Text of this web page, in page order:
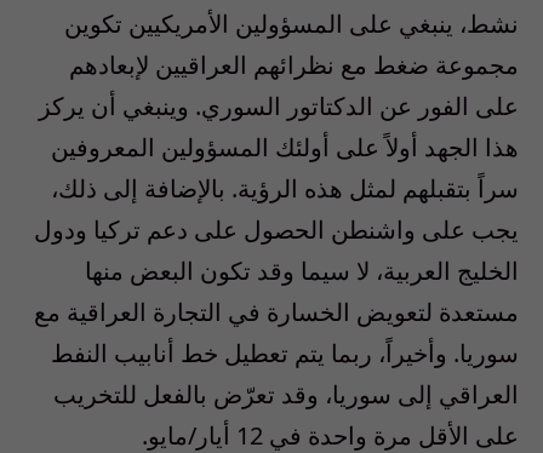
نشط، ينبغي على المسؤولين الأمريكيين تكوين
مجموعة ضغط مع نظرائهم العراقيين لإبعادهم
على الفور عن الدكتاتور السوري. وينبغي أن يركز
هذا الجهد أولاً على أولئك المسؤولين المعروفين
سراً بتقبلهم لمثل هذه الرؤية. بالإضافة إلى ذلك،
يجب على واشنطن الحصول على دعم تركيا ودول
الخليج العربية، لا سيما وقد تكون البعض منها
مستعدة لتعويض الخسارة في التجارة العراقية مع
سوريا. وأخيراً، ربما يتم تعطيل خط أنابيب النفط
العراقي إلى سوريا، وقد تعرّض بالفعل للتخريب
على الأقل مرة واحدة في 12 أيار/مايو.